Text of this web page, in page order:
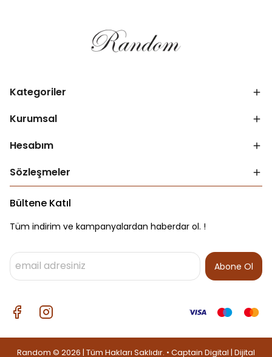
Kategoriler
Kurumsal
Hesabım
Sözleşmeler
Bültene Katıl
Tüm indirim ve kampanyalardan haberdar ol. !
Abone Ol
Random © 2026 | Tüm Hakları Saklıdır. • Captain Digital | Dijital